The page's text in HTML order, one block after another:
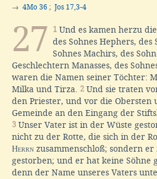
→ 4Mo 36 ; Jos 17,3-4
27 1 Und es kamen herzu
des Sohnes Hephers, des
Sohnes Machirs, des
Geschlechtern Manasses, des
waren die Namen seiner Töchter:
Milka und Tirza. 2 Und sie traten
den Priester, und vor die Obersten
Gemeinde an den Eingang der
3 Unser Vater ist in der Wüste
nicht zu der Rotte, die sich in der
Herrn zusammenschloß; sondern er
gestorben; und er hat keine Söhne
denn der Name unseres Vaters